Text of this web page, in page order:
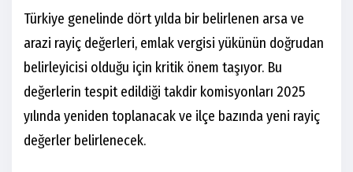
Türkiye genelinde dört yılda bir belirlenen arsa ve
arazi rayiç değerleri, emlak vergisi yükünün doğrudan
belirleyicisi olduğu için kritik önem taşıyor. Bu
değerlerin tespit edildiği takdir komisyonları 2025
yılında yeniden toplanacak ve ilçe bazında yeni rayiç
değerler belirlenecek.